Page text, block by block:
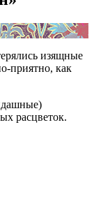
изящные
приятно, как
расцветок.